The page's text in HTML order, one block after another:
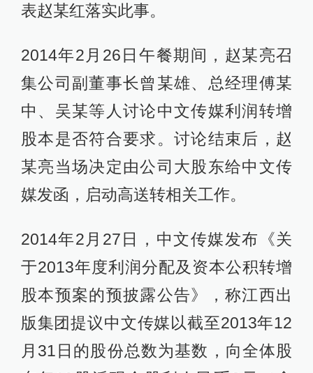
表赵某红落实此事。
2014年2月26日午餐期间，赵某亮召
集公司副董事长曾某雄、总经理傅某
中、吴某等人讨论中文传媒利润转增
股本是否符合要求。讨论结束后，赵
某亮当场决定由公司大股东给中文传
媒发函，启动高送转相关工作。
2014年2月27日，中文传媒发布《关
于2013年度利润分配及资本公积转增
股本预案的预披露公告》，称江西出
版集团提议中文传媒以截至2013年12
月31日的股份总数为基数，向全体股